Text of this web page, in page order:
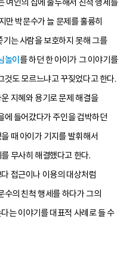
여인의 집에 출두해서 친척 행세를
만 박문수가 늘 문제를 훌륭히
는 사람을 보호하지 못해 그를
놀이 를 하던 한 아이가 그 이야기를
것도 모르느냐고 꾸짖었다고 한다.
지혜와 용기로 문제 해결을
에 들어갔다가 주인을 겁박하던
때 아이가 기지를 발휘해서
무사히 해결했다고 한다.
접근이나 이용의 대상처럼
의 친척 행세를 하다가 그의
는 이야기를 대표적 사례로 들 수